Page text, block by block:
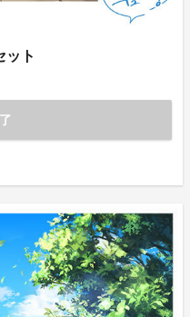
ット